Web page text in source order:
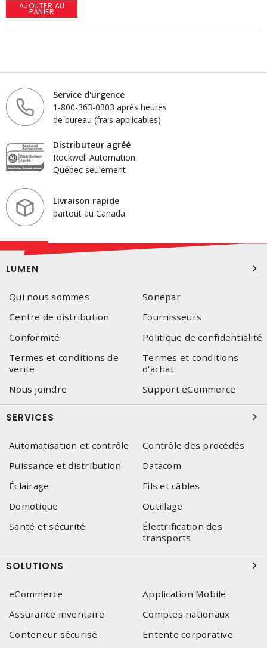
AJOUTER AU
PANIER
Service d'urgence
1-800-363-0303 après heures
de bureau (frais applicables)
Distributeur agréé
Rockwell Automation
Québec seulement
Livraison rapide
partout au Canada
LUMEN
Qui nous sommes
Sonepar
Centre de distribution
Fournisseurs
Conformité
Politique de confidentialité
Termes et conditions de
vente
Termes et conditions
d'achat
Nous joindre
Support eCommerce
SERVICES
Automatisation et contrôle
Contrôle des procédés
Puissance et distribution
Datacom
Éclairage
Fils et câbles
Domotique
Outillage
Santé et sécurité
Électrification des
transports
SOLUTIONS
eCommerce
Application Mobile
Assurance inventaire
Comptes nationaux
Conteneur sécurisé
Entente corporative